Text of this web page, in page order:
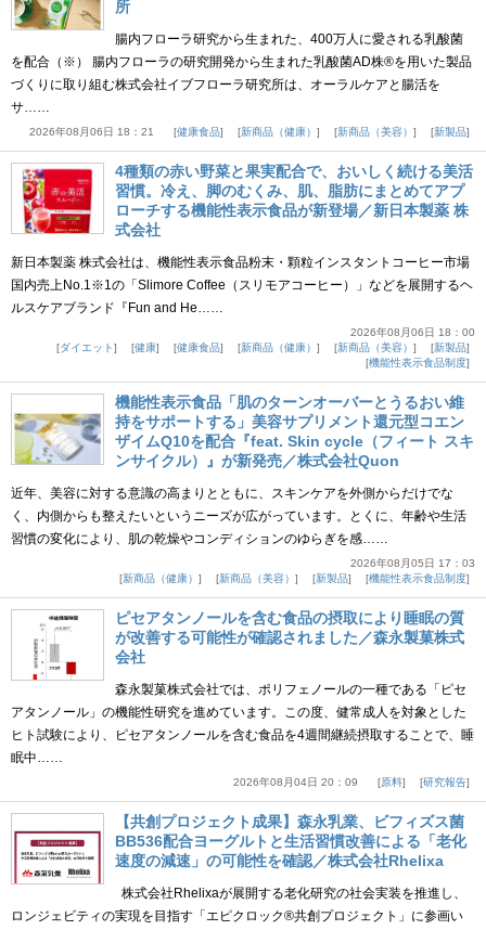
所
腸内フローラ研究から生まれた、400万人に愛される乳酸菌
を配合（※） 腸内フローラの研究開発から生まれた乳酸菌AD株®を用いた製品
づくりに取り組む株式会社イブフローラ研究所は、オーラルケアと腸活を
サ……
2026年08月06日 18：21 健康食品 新商品（健康） 新商品（美容） 新製品
4種類の赤い野菜と果実配合で、おいしく続ける美活
習慣。冷え、脚のむくみ、肌、脂肪にまとめてアプ
ローチする機能性表示食品が新登場／新日本製薬 株
式会社
新日本製薬 株式会社は、機能性表示食品粉末・顆粒インスタントコーヒー市場
国内売上No.1※1の「Slimore Coffee（スリモアコーヒー）」などを展開するヘ
ルスケアブランド『Fun and He……
2026年08月06日 18：00
ダイエット
健康 健康食品 新商品（健康） 新商品（美容）
新製品
機能性表示食品制度
機能性表示食品「肌のターンオーバーとうるおい維
持をサポートする」美容サプリメント還元型コエン
ザイムQ10を配合『feat. Skin cycle（フィート スキ
ンサイクル）』が新発売／株式会社Quon
近年、美容に対する意識の高まりとともに、スキンケアを外側からだけでな
く、内側からも整えたいというニーズが広がっています。とくに、年齢や生活
習慣の変化により、肌の乾燥やコンディションのゆらぎを感……
2026年08月05日 17：03
新商品（健康）
新商品（美容） 新製品 機能性表示食品制度
ピセアタンノールを含む食品の摂取により睡眠の質
が改善する可能性が確認されました／森永製菓株式
会社
森永製菓株式会社では、ポリフェノールの一種である「ピセ
アタンノール」の機能性研究を進めています。この度、健常成人を対象とした
ヒト試験により、ピセアタンノールを含む食品を4週間継続摂取することで、睡
眠中……
2026年08月04日 20：09 原料 研究報告
【共創プロジェクト成果】森永乳業、ビフィズス菌
BB536配合ヨーグルトと生活習慣改善による「老化
速度の減速」の可能性を確認／株式会社Rhelixa
株式会社Rhelixaが展開する老化研究の社会実装を推進し、
ロンジェビティの実現を目指す「エピクロック®共創プロジェクト」に参画い